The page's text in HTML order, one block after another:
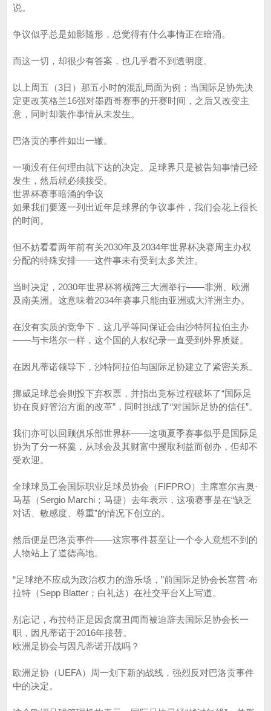
说。
争议似乎总是如影随形，总觉得有什么事情正在暗涌。
而这一切，却很少有答案，也几乎看不到透明度。
以上周五（3日）那五小时的混乱局面为例：当国际足协先决
定更改英格兰16强对墨西哥赛事的开赛时间，之后又改变主
意，同时却装作事情从未发生。
巴洛贡的事件如出一辙。
一项没有任何理由就下达的决定。足球界只是被告知事情已经
发生，然后就必须接受。
世界杯赛事暗涌的争议
如果我们要逐一列出近年足球界的争议事件，我们会花上很长
的时间。
但不妨看看两年前有关2030年及2034年世界杯决赛周主办权
分配的特殊安排——这件事未有受到太多关注。
当时决定，2030年世界杯将横跨三大洲举行——非洲、欧洲
及南美洲。这意味着2034年赛事只能由亚洲或大洋洲主办。
在没有实质的竞争下，这几乎等同保证会由沙特阿拉伯主办
——与卡塔尔一样，这个国的人权纪录一直受到外界质疑。
在因凡蒂诺领导下，沙特阿拉伯与国际足协建立了紧密关系。
挪威足球总会则投下弃权票，并指出竞标过程破坏了“国际足
协在良好管治方面的改革”，同时挑战了“对国际足协的信任”。
我们亦可以回顾俱乐部世界杯——这项夏季赛事似乎是国际足
协为了分一杯羹，从球会及其财富中攫取利益而创办，但却不
受欢迎。
全球球员工会国际职业足球员协会（FIFPRO）主席塞尔吉奥·
马基（Sergio Marchi；马捷）去年表示，这项赛事是在“缺乏
对话、敏感度、尊重”的情况下创立的。
然后便是巴洛贡事件——这宗事件甚至让一个令人意想不到的
人物站上了道德高地。
“足球绝不应成为政治权力的游乐场，”前国际足协会长塞普·布
拉特（Sepp Blatter；白礼达）在社交平台X上写道。
别忘记，布拉特正是因贪腐丑闻而被迫辞去国际足协会长一
职，因凡蒂诺于2016年接替。
欧洲足协会与因凡蒂诺开战吗？
欧洲足协（UEFA）周一划下新的战线，强烈反对巴洛贡事件
中的决定。